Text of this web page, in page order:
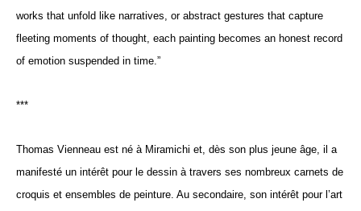
works that unfold like narratives, or abstract gestures that capture
fleeting moments of thought, each painting becomes an honest record
of emotion suspended in time.”
***
Thomas Vienneau est né à Miramichi et, dès son plus jeune âge, il a
manifesté un intérêt pour le dessin à travers ses nombreux carnets de
croquis et ensembles de peinture. Au secondaire, son intérêt pour l’art